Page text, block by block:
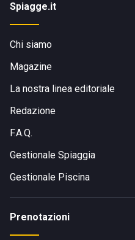
Spiagge.it
Chi siamo
Magazine
La nostra linea editoriale
Redazione
F.A.Q.
Gestionale Spiaggia
Gestionale Piscina
Prenotazioni